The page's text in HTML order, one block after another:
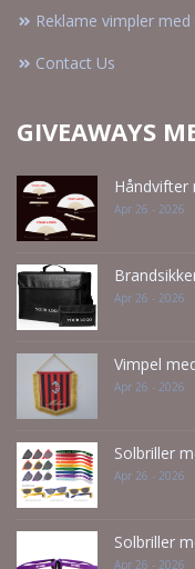
Reklame vimpler
Contact Us
GIVEAWAYS
Apr 26 - 2026
Apr 26 - 2026
Vimpel
Apr 26 - 2026
Solbriller
Apr 26 - 2026
Solbriller
Apr 26 - 2026